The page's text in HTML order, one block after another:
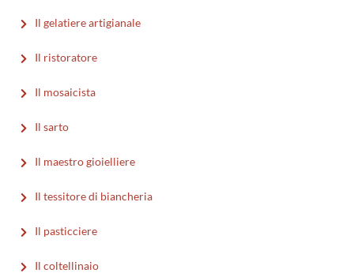
Il gelatiere artigianale
Il ristoratore
Il mosaicista
Il sarto
Il maestro gioielliere
Il tessitore di biancheria
Il pasticciere
Il coltellinaio